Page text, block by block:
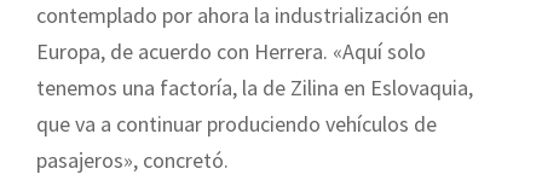
contemplado por ahora la industrialización en
Europa, de acuerdo con Herrera. «Aquí solo
tenemos una factoría, la de Zilina en Eslovaquia,
que va a continuar produciendo vehículos de
pasajeros», concretó.